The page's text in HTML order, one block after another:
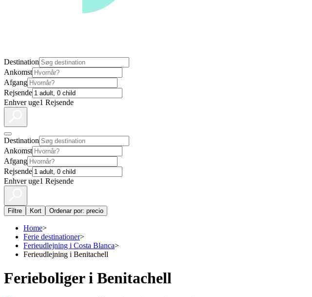
Destination
Ankomst
Afgang
Rejsende
Enhver uge1 Rejsende
Destination
Ankomst
Afgang
Rejsende
Enhver uge1 Rejsende
Filtre Kort Ordenar por: precio
Home>
Ferie destinationer>
Ferieudlejning i Costa Blanca>
Ferieudlejning i Benitachell
Ferieboliger i Benitachell